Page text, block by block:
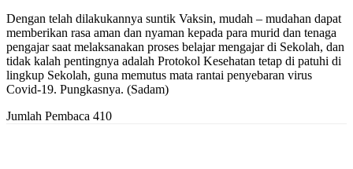
Dengan telah dilakukannya suntik Vaksin, mudah – mudahan dapat
memberikan rasa aman dan nyaman kepada para murid dan tenaga
pengajar saat melaksanakan proses belajar mengajar di Sekolah, dan
tidak kalah pentingnya adalah Protokol Kesehatan tetap di patuhi di
lingkup Sekolah, guna memutus mata rantai penyebaran virus
Covid-19. Pungkasnya. (Sadam)
Jumlah Pembaca 410